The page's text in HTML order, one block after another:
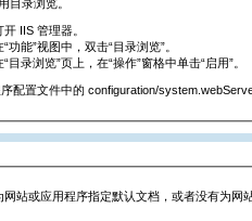
目录浏览。
开 IIS 管理器。
“功能”视图中，双击“目录浏览”。
“目录浏览”页上，在“操作”窗格中单击“启用”。
配置文件中的 configuration/
站或应用程序指定默认文档，或者没有为